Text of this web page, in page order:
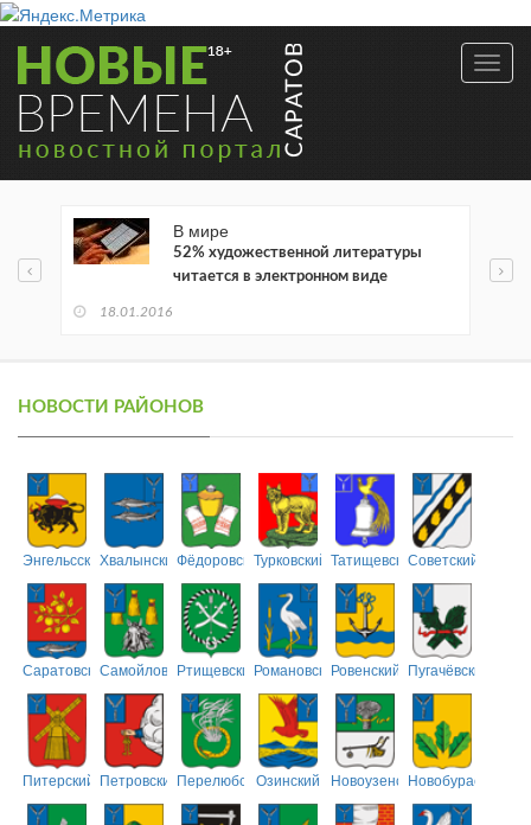
В мире
52% художественной литературы
читается в электронном виде
18.01.2016
НОВОСТИ РАЙОНОВ
ЭнгельсскийХвалынскийФёдоровскийТурковский ТатищевскийСоветский
СаратовскийСамойловскийРтищевскийРомановскийРовенский Пугачёвский
Питерский ПетровскийПерелюбскийОзинский НовоузенскийНовобурасский